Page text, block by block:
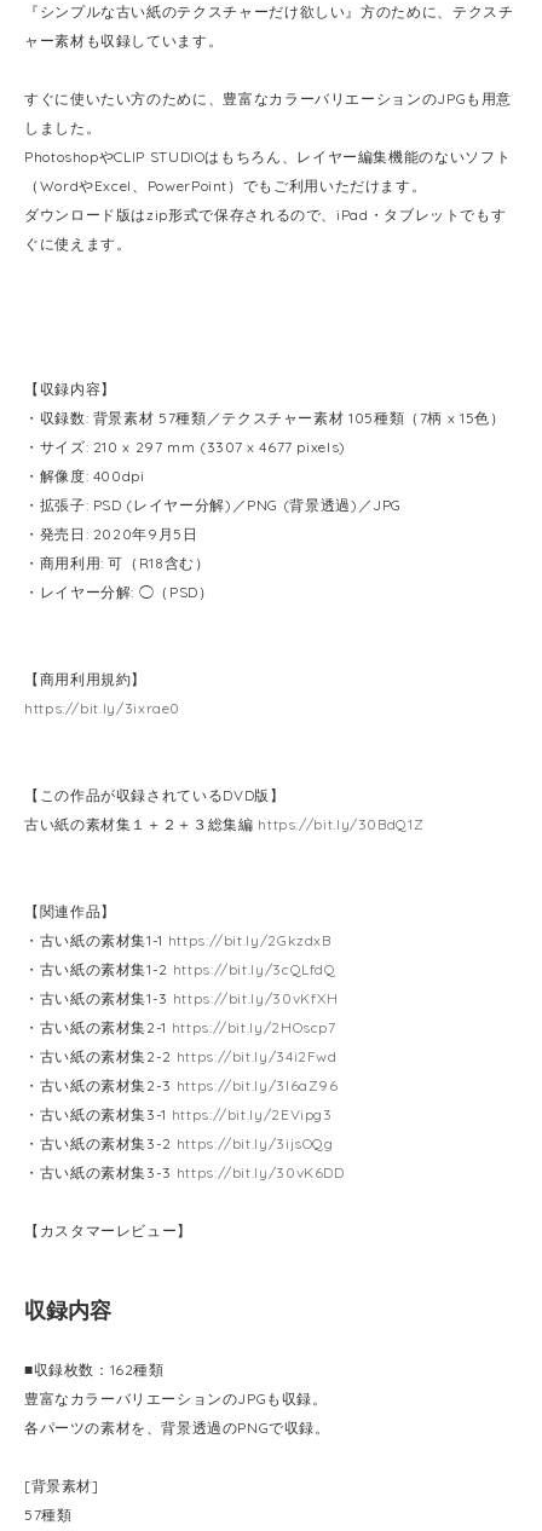
『シンプルな古い紙のテクスチャーだけ欲しい』方のために、テクスチ
ャー素材も収録しています。
すぐに使いたい方のために、豊富なカラーバリエーションのJPGも用意
しました。
PhotoshopやCLIP STUDIOはもちろん、レイヤー編集機能のないソフト
（WordやExcel、PowerPoint）でもご利用いただけます。
ダウンロード版はzip形式で保存されるので、iPad・タブレットでもす
ぐに使えます。
【収録内容】
・収録数: 背景素材 57種類／テクスチャー素材 105種類（7柄 x 15色）
・サイズ: 210 x 297 mm (3307 x 4677 pixels)
・解像度: 400dpi
・拡張子: PSD (レイヤー分解)／PNG (背景透過)／JPG
・発売日: 2020年9月5日
・商用利用: 可（R18含む）
・レイヤー分解: ◯（PSD）
【商用利用規約】
https://bit.ly/3ixrae0
【この作品が収録されているDVD版】
古い紙の素材集１＋２＋３総集編 https://bit.ly/30BdQ1Z
【関連作品】
・古い紙の素材集1-1 https://bit.ly/2GkzdxB
・古い紙の素材集1-2 https://bit.ly/3cQLfdQ
・古い紙の素材集1-3 https://bit.ly/30vKfXH
・古い紙の素材集2-1 https://bit.ly/2HOscp7
・古い紙の素材集2-2 https://bit.ly/34i2Fwd
・古い紙の素材集2-3 https://bit.ly/3l6aZ96
・古い紙の素材集3-1 https://bit.ly/2EVipg3
・古い紙の素材集3-2 https://bit.ly/3ijsOQg
・古い紙の素材集3-3 https://bit.ly/30vK6DD
【カスタマーレビュー】
収録内容
■収録枚数：162種類
豊富なカラーバリエーションのJPGも収録。
各パーツの素材を、背景透過のPNGで収録。
[背景素材]
57種類